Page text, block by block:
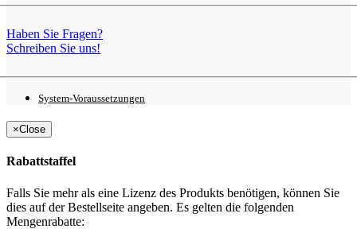
Haben Sie Fragen?
Schreiben Sie uns!
System-Voraussetzungen
×Close
Rabattstaffel
Falls Sie mehr als eine Lizenz des Produkts benötigen, können Sie
dies auf der Bestellseite angeben. Es gelten die folgenden
Mengenrabatte: